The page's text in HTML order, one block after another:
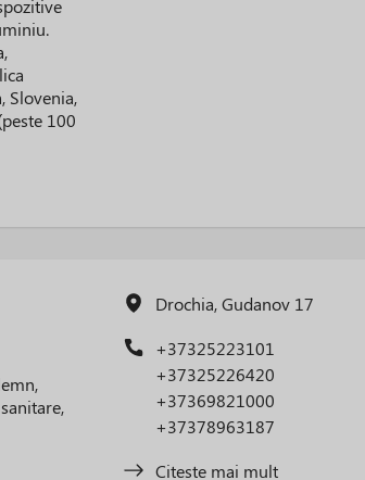
Slovenia,
100
Drochia, Gudanov 17
+37325223101
+37325226420
+37369821000
+37378963187
Citeste mai mult